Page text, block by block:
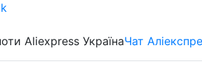
берем на странице товара или
Aliexpress УкраїнаЧат